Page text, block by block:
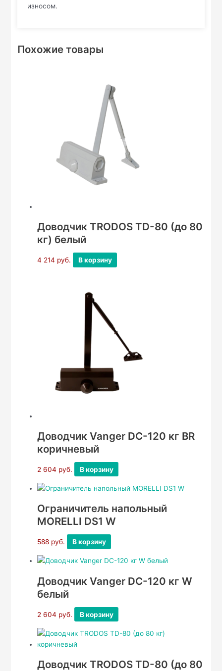
износом.
Похожие товары
Доводчик TRODOS TD-80 (до 80
кг) белый
4 214 руб. В корзину
Доводчик Vanger DC-120 кг BR
коричневый
2 604 руб. В корзину
Ограничитель напольный
MORELLI DS1 W
588 руб. В корзину
Доводчик Vanger DC-120 кг W
белый
2 604 руб. В корзину
Доводчик TRODOS TD-80 (до 80